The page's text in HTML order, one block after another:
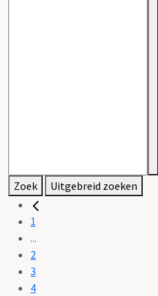
Zoek Uitgebreid zoeken
1
...
2
3
4